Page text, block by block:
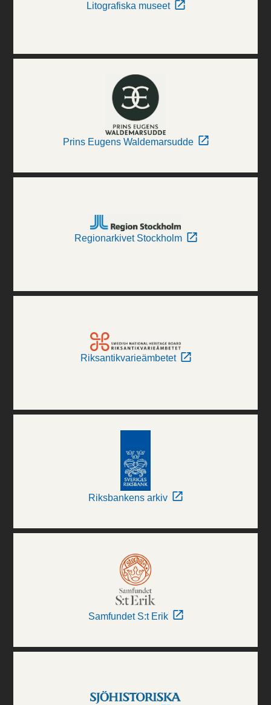
Litografiska museet
Prins Eugens Waldemarsudde
Regionarkivet Stockholm
Riksantikvarieämbetet
Riksbankens arkiv
Samfundet S:t Erik